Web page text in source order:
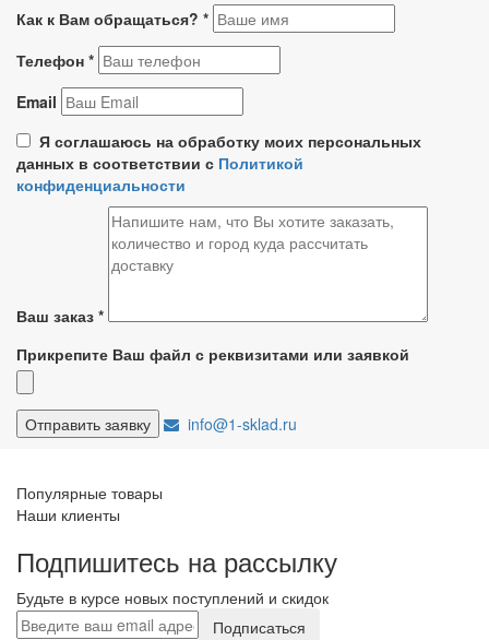
Как к Вам обращаться? *
Телефон *
Email
Я соглашаюсь на обработку моих персональных
данных в соответствии с Политикой
конфиденциальности
Ваш заказ *
Прикрепите Ваш файл с реквизитами или заявкой
info@1-sklad.ru
Популярные товары
Наши клиенты
Подпишитесь на рассылку
Будьте в курсе новых поступлений и скидок
Подписаться